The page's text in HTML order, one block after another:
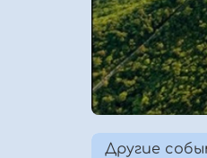
Другие